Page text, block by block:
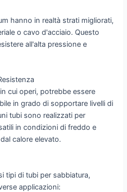
hanno in realtà strati migliorati,
o cavo d'acciaio. Questo
all'alta pressione e
cui operi, potrebbe essere
in grado di sopportare livelli di
tubi sono realizzati per
in condizioni di freddo e
calore elevato.
tipi di tubi per sabbiatura,
applicazioni: